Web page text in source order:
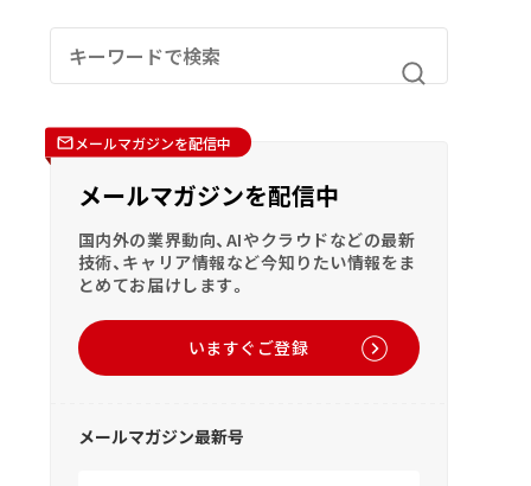
メールマガジンを配信中
メールマガジンを配信中
国内外の業界動向、AIやクラウドなどの最新
技術、キャリア情報など今知りたい情報をま
とめてお届けします。
いますぐご登録
メールマガジン最新号